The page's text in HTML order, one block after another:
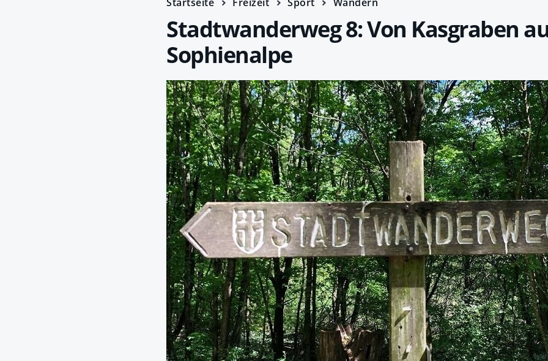
Stadtwanderweg 8: Von Kasgraben
Sophienalpe